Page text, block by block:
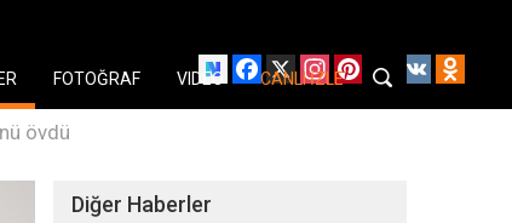
Facebook
X Instagram
PinterestYouTube
VK
FOTOĞRAF VIDEO CANLI İZLE
övdü
Diğer Haberler